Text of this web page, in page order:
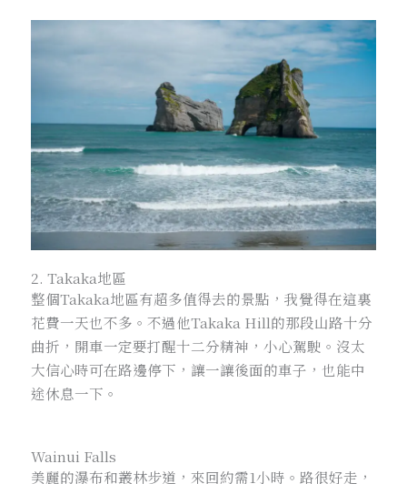
2. Takaka地區
整個Takaka地區有超多值得去的景點，我覺得在這裏
花費一天也不多。不過他Takaka Hill的那段山路十分
曲折，開車一定要打醒十二分精神，小心駕駛。沒太
大信心時可在路邊停下，讓一讓後面的車子，也能中
途休息一下。
Wainui Falls
美麗的瀑布和叢林步道，來回約需1小時。路很好走，